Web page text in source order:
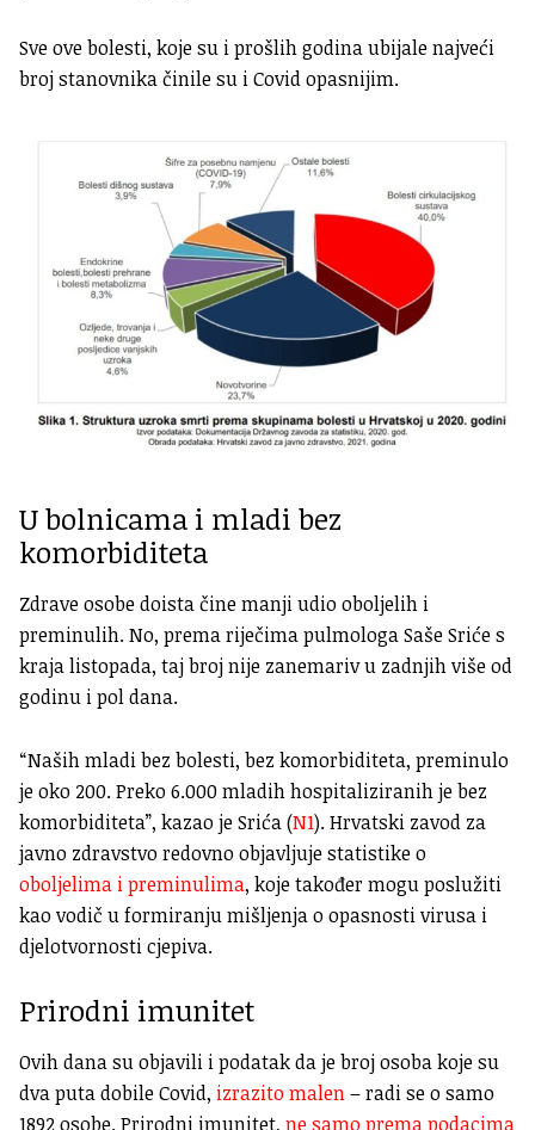
Sve ove bolesti, koje su i prošlih godina ubijale najveći
broj stanovnika činile su i Covid opasnijim.
U bolnicama i mladi bez
komorbiditeta
Zdrave osobe doista čine manji udio oboljelih i
preminulih. No, prema riječima pulmologa Saše Sriće s
kraja listopada, taj broj nije zanemariv u zadnjih više od
godinu i pol dana.
“Naših mladi bez bolesti, bez komorbiditeta, preminulo
je oko 200. Preko 6.000 mladih hospitaliziranih je bez
komorbiditeta”, kazao je Srića (N1). Hrvatski zavod za
javno zdravstvo redovno objavljuje statistike o
oboljelima i preminulima, koje također mogu poslužiti
kao vodič u formiranju mišljenja o opasnosti virusa i
djelotvornosti cjepiva.
Prirodni imunitet
Ovih dana su objavili i podatak da je broj osoba koje su
dva puta dobile Covid, izrazito malen– radi se o samo
1892 osobe. Prirodni imunitet, ne samo prema podacima